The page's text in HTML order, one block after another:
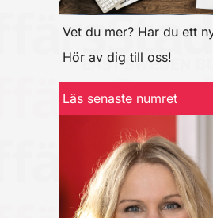
Vet du mer? Har du ett
Hör av dig till oss!
Läs senaste numret